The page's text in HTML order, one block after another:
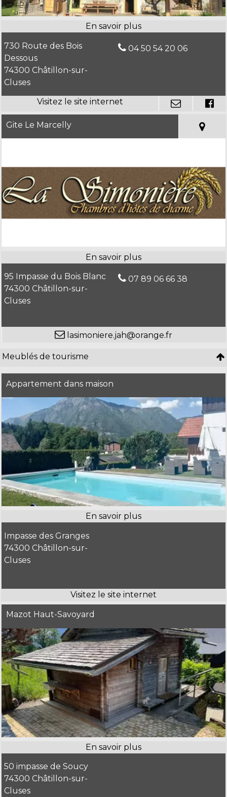
730 Route des Bois
Dessous
74300 Châtillon-sur-
Cluses
04 50 54 20 06
Gite Le Marcelly
95 Impasse du Bois Blanc
74300 Châtillon-sur-
Cluses
07 89 06 66 38
lasimoniere.jah@orange.fr
Meublés de tourisme
Appartement dans maison
Impasse des Granges
74300 Châtillon-sur-
Cluses
Mazot Haut-Savoyard
50 impasse de Soucy
74300 Châtillon-sur-
Cluses